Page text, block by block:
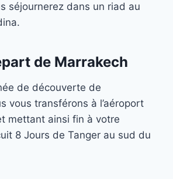
séjournerez dans un riad au
de Marrakech
de découverte de
vous transférons à l’aéroport
mettant ainsi fin à votre
8 Jours de Tanger au sud du